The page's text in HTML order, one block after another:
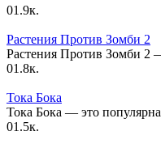
01.9к.
Растения Против Зомби 2
Растения Против Зомби 2
01.8к.
Тока Бока
Тока Бока — это
01.5к.